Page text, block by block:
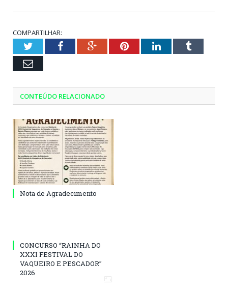
COMPARTILHAR:
TwitterFacebookGoogle+PinterestLinkedInTumblr
Email
CONTEÚDO RELACIONADO
Nota de Agradecimento
CONCURSO “RAINHA DO
XXXI FESTIVAL DO
VAQUEIRO E PESCADOR”
2026